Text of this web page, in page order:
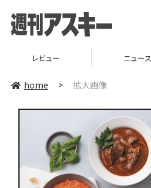
レビュー ニュース
home > 拡大画像